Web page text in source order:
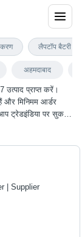
उत्पाद प्राप्त करें।
मिनिमम आर्डर
ट्रेडइंडिया पर सुकम
में सुकम इन्वर्टर बैटरी
अहमदाबाद
| Supplier
लैपटॉप बैटरी पैक